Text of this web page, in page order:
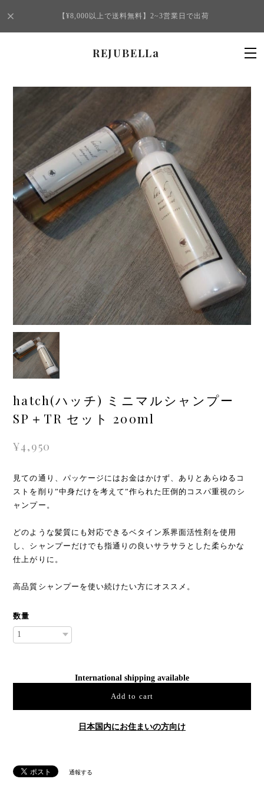
【¥8,000以上で送料無料】2~3営業日で出荷
REJUBELLa
hatch(ハッチ) ミニマルシャンプー
SP＋TR セット 200ml
¥4,950
見ての通り、パッケージにはお金はかけず、ありとあらゆるコ
ストを削り”中身だけを考えて”作られた圧倒的コスパ重視のシ
ャンプー。
どのような髪質にも対応できるベタイン系界面活性剤を使用
し、シャンプーだけでも指通りの良いサラサラとした柔らかな
仕上がりに。
高品質シャンプーを使い続けたい方にオススメ。
数量
International shipping available
Add to cart
日本国内にお住まいの方向け
通報する